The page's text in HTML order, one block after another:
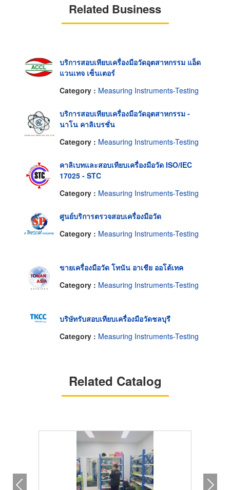
Related Business
บริการสอบเทียบเครื่องมือวัดอุตสาหกรรม แอ็ด
แวนเทจ เซ็นเตอร์
Category : Measuring Instruments-Testing
บริการสอบเทียบเครื่องมือวัดอุตสาหกรรม -
นาโน คาลิเบรชั่น
Category : Measuring Instruments-Testing
คาลิเบทและสอบเทียบเครื่องมือวัด ISO/IEC
17025 - STC
Category : Measuring Instruments-Testing
ศูนย์บริการตรวจสอบเครื่องมือวัด
Category : Measuring Instruments-Testing
ขายเครื่องมือวัด โทนัน อาเชีย ออโต้เทค
Category : Measuring Instruments-Testing
บริษัทรับสอบเทียบเครื่องมือวัดชลบุรี
Category : Measuring Instruments-Testing
Related Catalog